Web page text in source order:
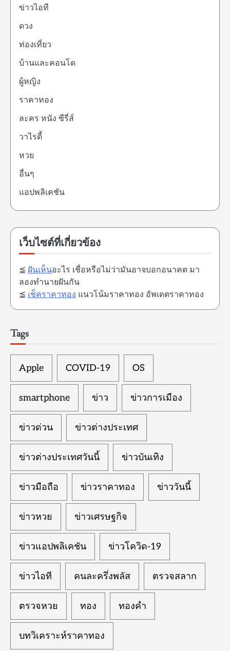
ข่าวไอที
ดวง
ท่องเที่ยว
บ้านและคอนโด
ผู้หญิง
ราคาทอง
ละคร หนัง ซีรี่ส์
วาไรตี้
หวย
อื่นๆ
แอปพลิเคชัน
เว็บไซต์ที่เกี่ยวข้อง
≦ ฝันเห็นอะไร เชื่อหรือไม่ว่ามันอาจบอกอนาคต มา
ลองทำนายฝันกัน
≦ เช็คราคาทอง แนวโน้มราคาทอง อัพเดตราคาทอง
Tags
Apple COVID-19 OS
smartphone ข่าว ข่าวการเมือง
ข่าวด่วน ข่าวต่างประเทศ
ข่าวต่างประเทศวันนี้ ข่าวบันเทิง
ข่าวมือถือ ข่าวราคาทอง ข่าววันนี้
ข่าวหวย ข่าวเศรษฐกิจ
ข่าวแอปพลิเคชัน ข่าวโควิด-19
ข่าวไอที คนละครึ่งพลัส ตรวจสลาก
ตรวจหวย ทอง ทองคำ
บทวิเคราะห์ราคาทอง